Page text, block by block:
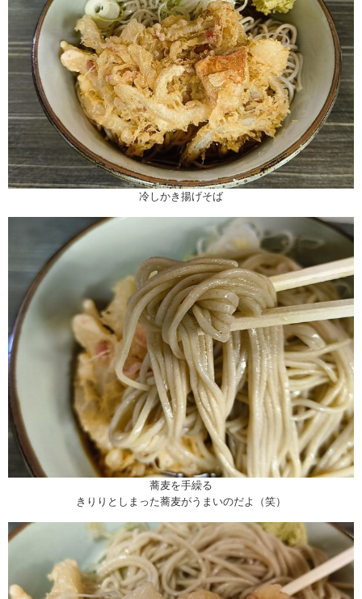
冷しかき揚げそば
蕎麦を手繰る
きりりとしまった蕎麦がうまいのだよ（笑）